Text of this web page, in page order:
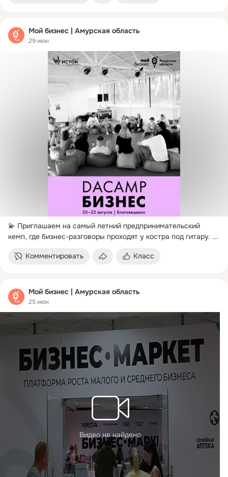
Мой бизнес | Амурская область
29 июн
💫 Приглашаем на самый летний предпринимательский
кемп, где бизнес-разговоры проходят у костра под гитару. ...
Комментировать Класс
Мой бизнес | Амурская область
25 июн
Видео не найдено